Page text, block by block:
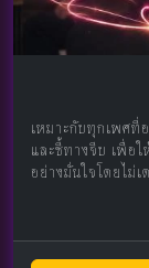
เหมาะกับทุกเพศที่
และชี้ทางจีบ เพื่อใ
อย่างมั่นใจโดยไม่เ